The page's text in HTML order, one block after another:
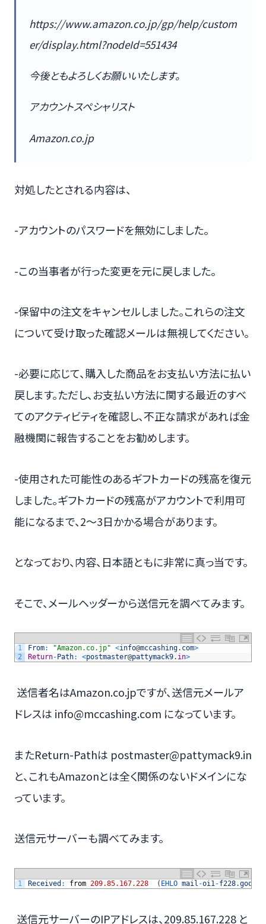
https://www.amazon.co.jp/gp/help/custom
er/display.html?nodeId=551434
今後ともよろしくお願いいたします。
アカウントスペシャリスト
Amazon.co.jp
対処したとされる内容は、
-アカウントのパスワードを無効にしました。
-この当事者が行った変更を元に戻しました。
-保留中の注文をキャンセルしました。これらの注文
について受け取った確認メールは無視してください。
-必要に応じて、購入した商品をお支払い方法に払い
戻します。ただし、お支払い方法に関する最近のすべ
てのアクティビティを確認し、不正な請求があれば金
融機関に報告することをお勧めします。
-使用された可能性のあるギフトカードの残高を復元
しました。ギフトカードの残高がアカウントで利用可
能になるまで、2〜3日かかる場合があります。
となっており、内容、日本語ともに非常に真っ当です。
そこで、メールヘッダーから送信元を調べてみます。
1
2
From: "Amazon.co.jp" <info@mccashing. com>
Return- Path: <postmaster@pattymack9. in>
送信者名はAmazon.co.jpですが、送信元メールア
ドレスは info@mccashing.com になっています。
またReturn-Pathは postmaster@pattymack9.in
と、これもAmazonとは全く関係のないドメインにな
っています。
送信元サーバーも調べてみます。
1 Received : from 209.85.167.228 ( EHLO mail -oi1 -f228.google
送信元サーバーのIPアドレスは、209.85.167.228 と